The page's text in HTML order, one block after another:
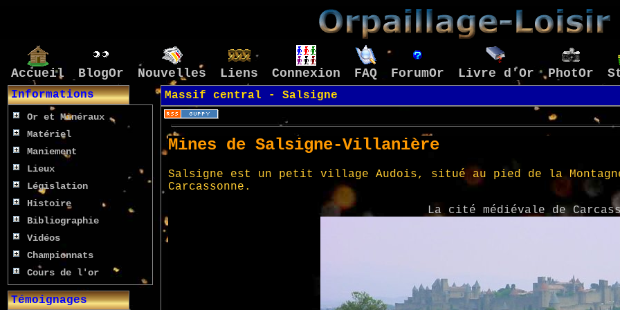
Accueil BlogOr Nouvelles Liens Connexion FAQ ForumOr Livre d'Or PhotOr
Informations
Or et Minéraux
Matériel
Maniement
Lieux
Législation
Histoire
Bibliographie
Vidéos
Championnats
Cours de l'or
Témoignages
Massif central - Salsigne